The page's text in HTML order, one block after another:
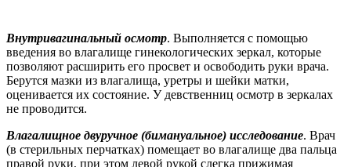
Внутривагинальный осмотр. Выполняется с помощью
введения во влагалище гинекологических зеркал, которые
позволяют расширить его просвет и освободить руки врача.
Берутся мазки из влагалища, уретры и шейки матки,
оценивается их состояние. У девственниц осмотр в зеркалах
не проводится.
Влагалищное двуручное (бимануальное) исследование. Врач
(в стерильных перчатках) помещает во влагалище два пальца
правой руки, при этом левой рукой слегка прижимая